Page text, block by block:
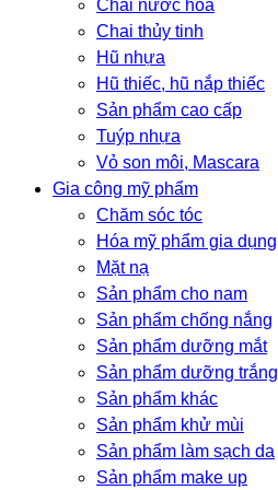
Chai nước hoa
Chai thủy tinh
Hũ nhựa
Hũ thiếc, hũ nắp thiếc
Sản phẩm cao cấp
Tuýp nhựa
Vỏ son môi, Mascara
Gia công mỹ phẩm
Chăm sóc tóc
Hóa mỹ phẩm gia dụng
Mặt nạ
Sản phẩm cho nam
Sản phẩm chống nắng
Sản phẩm dưỡng mắt
Sản phẩm dưỡng trắng
Sản phẩm khác
Sản phẩm khử mùi
Sản phẩm làm sạch da
Sản phẩm make up